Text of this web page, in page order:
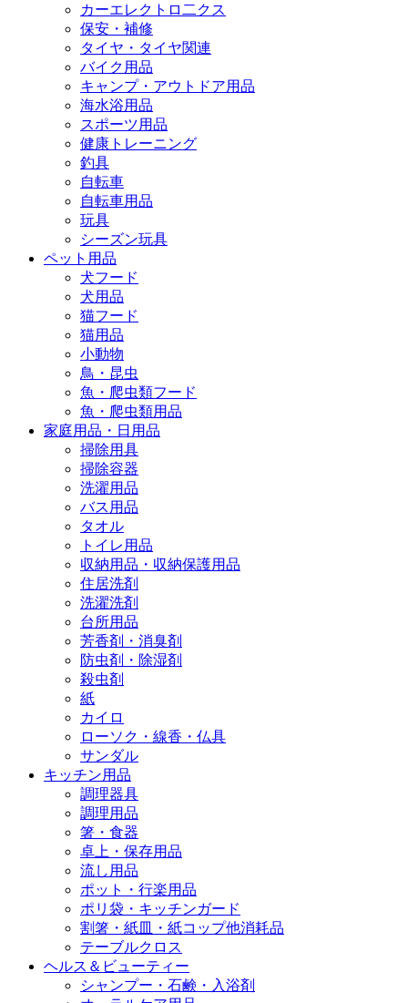
カーエレクトロ二クス
保安・補修
タイヤ・タイヤ関連
バイク用品
キャンプ・アウトドア用品
海水浴用品
スポーツ用品
健康トレーニング
釣具
自転車
自転車用品
玩具
シーズン玩具
ペット用品
犬フード
犬用品
猫フード
猫用品
小動物
鳥・昆虫
魚・爬虫類フード
魚・爬虫類用品
家庭用品・日用品
掃除用具
掃除容器
洗濯用品
バス用品
タオル
トイレ用品
収納用品・収納保護用品
住居洗剤
洗濯洗剤
台所用品
芳香剤・消臭剤
防虫剤・除湿剤
殺虫剤
紙
カイロ
ローソク・線香・仏具
サンダル
キッチン用品
調理器具
調理用品
箸・食器
卓上・保存用品
流し用品
ポット・行楽用品
ポリ袋・キッチンガード
割箸・紙皿・紙コップ他消耗品
テーブルクロス
ヘルス＆ビューティー
シャンプー・石鹸・入浴剤